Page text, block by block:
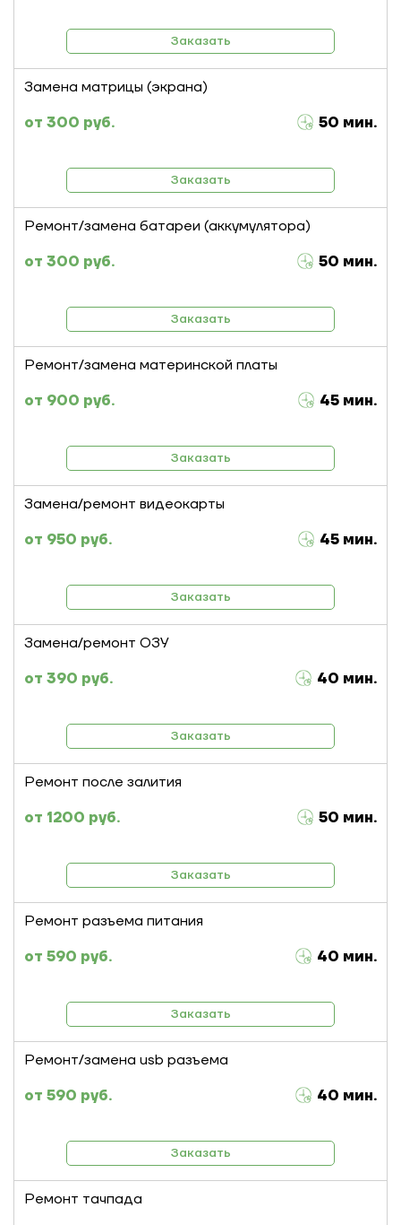
Заказать
Замена матрицы (экрана)
300 руб.
50 мин.
Заказать
Ремонт/замена батареи (аккумулятора)
300 руб.
50 мин.
Заказать
Ремонт/замена материнской платы
900 руб.
45 мин.
Заказать
Замена/ремонт видеокарты
950 руб.
45 мин.
Заказать
Замена/ремонт ОЗУ
390 руб.
40 мин.
Заказать
Ремонт после залития
1200 руб.
50 мин.
Заказать
Ремонт разъема питания
590 руб.
40 мин.
Заказать
Ремонт/замена usb разъема
590 руб.
40 мин.
Заказать
Ремонт тачпада